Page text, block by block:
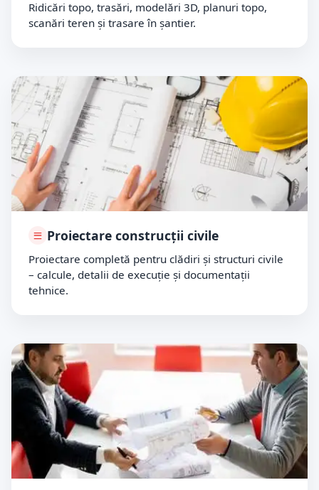
Ridicări topo, trasări, modelări 3D, planuri topo,
scanări teren și trasare în șantier.
Proiectare construcții civile
Proiectare completă pentru clădiri și structuri civile
– calcule, detalii de execuție și documentații
tehnice.